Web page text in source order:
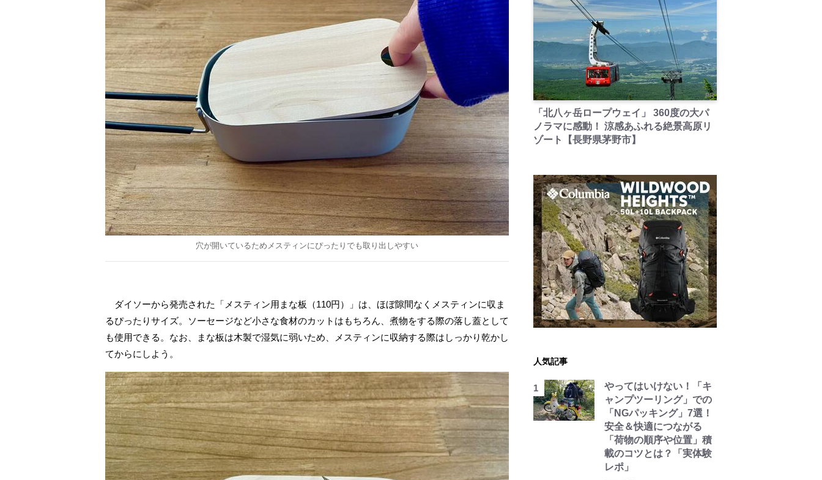
穴が開いているためメスティンにぴったりでも取り出しやすい
ダイソーから発売された「メスティン用まな板（110円）」は、ほぼ隙間なくメスティンに収ま
るぴったりサイズ。ソーセージなど小さな食材のカットはもちろん、煮物をする際の落し蓋として
も使用できる。なお、まな板は木製で湿気に弱いため、メスティンに収納する際はしっかり乾かし
てからにしよう。
PR
「北八ヶ岳ロープウェイ」 360度の大パ
ノラマに感動！ 涼感あふれる絶景高原リ
ゾート【長野県茅野市】
人気記事
やってはいけない！「キ
ャンプツーリング」での
「NGパッキング」7選！
安全＆快適につながる
「荷物の順序や位置」積
載のコツとは？「実体験
レポ」